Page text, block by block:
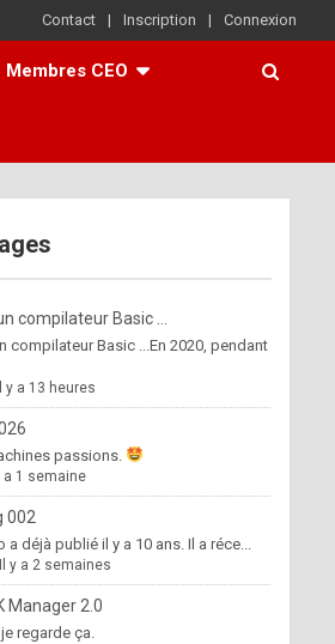
Contact Inscription Connexion
Membres CEO
compilateur Basic ...
compilateur Basic ...En 2020, pendant
Il y a 13 heures
passions.
a 1 semaine
002
a déjà publié il y a 10 ans. Il a réce...
Il y a 2 semaines
Manager 2.0
regarde ça.